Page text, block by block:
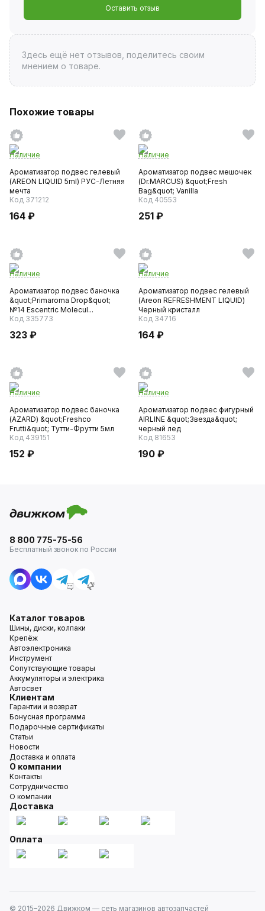
Оставить отзыв
Здесь ещё нет отзывов, поделитесь своим
мнением о товаре.
Похожие товары
Наличие
Ароматизатор подвес гелевый
(AREON LIQUID 5ml) РУС-Летняя
мечта
Код 371212
164 ₽
Наличие
Ароматизатор подвес мешочек
(Dr.MARCUS) &quot;Fresh
Bag&quot; Vanilla
Код 40553
251 ₽
Наличие
Ароматизатор подвес баночка
&quot;Primaroma Drop&quot;
№14 Escentric Molecul...
Код 335773
323 ₽
Наличие
Ароматизатор подвес гелевый
(Areon REFRESHMENT LIQUID)
Черный кристалл
Код 34716
164 ₽
Наличие
Ароматизатор подвес баночка
(AZARD) &quot;Freshco
Frutti&quot; Тутти-Фрутти 5мл
Код 439151
152 ₽
Наличие
Ароматизатор подвес фигурный
AIRLINE &quot;Звезда&quot;
черный лед
Код 81653
190 ₽
8 800 775-75-56
Бесплатный звонок по России
Каталог товаров
Шины, диски, колпаки
Крепёж
Автоэлектроника
Инструмент
Сопутствующие товары
Аккумуляторы и электрика
Автосвет
Клиентам
Гарантии и возврат
Бонусная программа
Подарочные сертификаты
Статьи
Новости
Доставка и оплата
О компании
Контакты
Сотрудничество
О компании
Доставка
Оплата
© 2015–2026 Движком — сеть магазинов автозапчастей